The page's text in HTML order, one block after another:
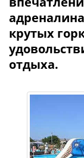
крутых
отдыха.